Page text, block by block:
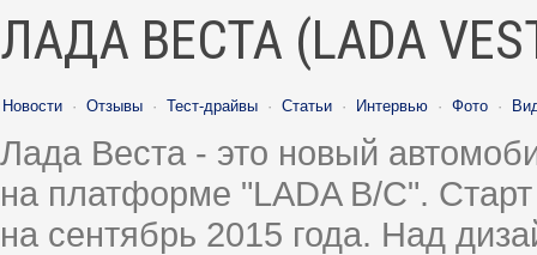
ЛАДА ВЕСТА (LADA
Новости · Отзывы · Тест-драйвы · Статьи · Интервью · Фото ·
Лада Веста - это новый
на платформе "LADA B/C".
на сентябрь 2015 года. Над